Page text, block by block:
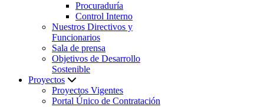
Procuraduría
Control Interno
Nuestros Directivos y
Funcionarios
Sala de prensa
Objetivos de Desarrollo
Sostenible
Proyectos
Proyectos Vigentes
Portal Único de Contratación